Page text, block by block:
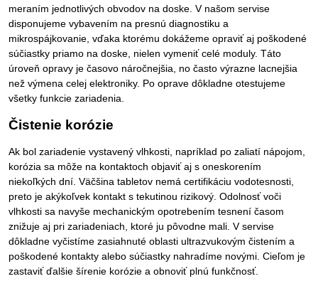
meraním jednotlivých obvodov na doske. V našom servise
disponujeme vybavením na presnú diagnostiku a
mikrospájkovanie, vďaka ktorému dokážeme opraviť aj poškodené
súčiastky priamo na doske, nielen vymeniť celé moduly. Táto
úroveň opravy je časovo náročnejšia, no často výrazne lacnejšia
než výmena celej elektroniky. Po oprave dôkladne otestujeme
všetky funkcie zariadenia.
Čistenie korózie
Ak bol zariadenie vystavený vlhkosti, napríklad po zaliatí nápojom,
korózia sa môže na kontaktoch objaviť aj s oneskorením
niekoľkých dní. Väčšina tabletov nemá certifikáciu vodotesnosti,
preto je akýkoľvek kontakt s tekutinou rizikový. Odolnosť voči
vlhkosti sa navyše mechanickým opotrebením tesnení časom
znižuje aj pri zariadeniach, ktoré ju pôvodne mali. V servise
dôkladne vyčistíme zasiahnuté oblasti ultrazvukovým čistením a
poškodené kontakty alebo súčiastky nahradíme novými. Cieľom je
zastaviť ďalšie šírenie korózie a obnoviť plnú funkčnosť.